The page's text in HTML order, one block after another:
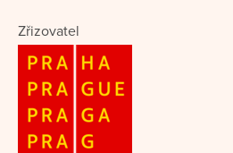
Zřizovatel